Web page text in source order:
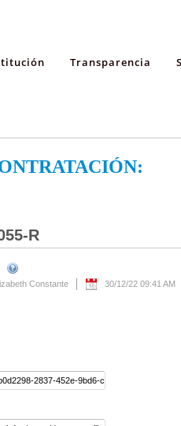
Transparencia
R
Constante
30/12/22 09:41 AM